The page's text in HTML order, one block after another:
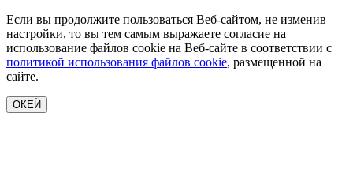
Если вы продолжите пользоваться Веб-сайтом, не изменив
настройки, то вы тем самым выражаете согласие на
использование файлов cookie на Веб-сайте в соответствии с
политикой использования файлов cookie, размещенной на
сайте.
ОКЕЙ